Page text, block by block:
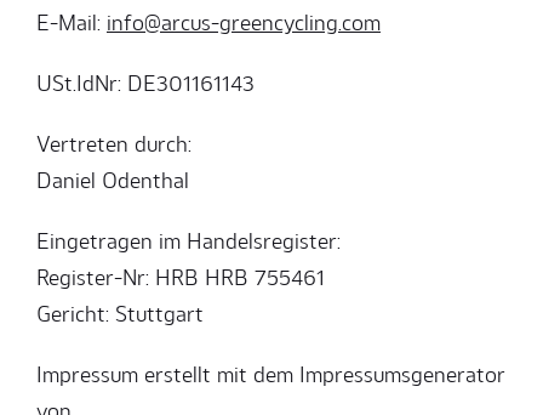
E-Mail: info@arcus-greencycling.com
USt.IdNr: DE301161143
Vertreten durch:
Daniel Odenthal
Eingetragen im Handelsregister:
Register-Nr: HRB HRB 755461
Gericht: Stuttgart
Impressum erstellt mit dem Impressumsgenerator